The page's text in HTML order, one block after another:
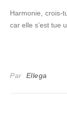
Harmonie, crois-
car elle s’est tue
Par Ellega